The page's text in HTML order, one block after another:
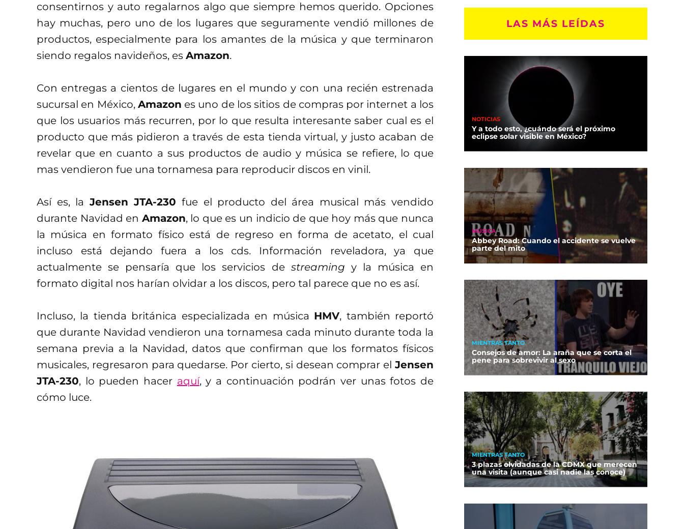
consentirnos y auto regalarnos algo que siempre hemos querido. Opciones
hay muchas, pero uno de los lugares que seguramente vendió millones de
productos, especialmente para los amantes de la música y que terminaron
siendo regalos navideños, es Amazon.
Con entregas a cientos de lugares en el mundo y con una recién estrenada
sucursal en México, Amazon es uno de los sitios de compras por internet a los
que los usuarios más recurren, por lo que resulta interesante saber cual es el
producto que más pidieron a través de esta tienda virtual, y justo acaban de
revelar que en cuanto a sus productos de audio y música se refiere, lo que
mas vendieron fue una tornamesa para reproducir discos en vinil.
Así es, la Jensen JTA-230 fue el producto del área musical más vendido
durante Navidad en Amazon, lo que es un indicio de que hoy más que nunca
la música en formato físico está de regreso en forma de acetato, el cual
incluso está dejando fuera a los cds. Información reveladora, ya que
actualmente se pensaría que los servicios de streaming y la música en
formato digital nos harían olvidar a los discos, pero tal parece que no es así.
Incluso, la tienda británica especializada en música HMV, también reportó
que durante Navidad vendieron una tornamesa cada minuto durante toda la
semana previa a la Navidad, datos que confirman que los formatos físicos
musicales, regresaron para quedarse. Por cierto, si desean comprar el Jensen
JTA-230, lo pueden hacer aquí, y a continuación podrán ver unas fotos de
cómo luce.
LAS MÁS LEÍDAS
NOTICIAS
Y a todo esto, ¿cuándo será el próximo
eclipse solar visible en México?
MÚSICA
Abbey Road: Cuando el accidente se vuelve
parte del mito
MIENTRAS TANTO
Consejos de amor: La araña que se corta el
pene para sobrevivir al sexo
MIENTRAS TANTO
3 plazas olvidadas de la CDMX que merecen
una visita (aunque casi nadie las conoce)